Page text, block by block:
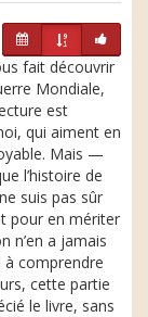
fait découvrir
Mondiale,
est
qui aiment en
Mais —
l’histoire de
suis pas sûr
pour en mériter
n’en a jamais
à comprendre
cette partie
le livre, sans